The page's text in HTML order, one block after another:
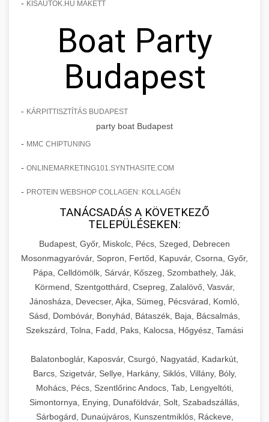
- KISAUTOK.HU MAKETT
Boat Party
Budapest
- KÁRPITTISZTÍTÁS BUDAPEST
party boat Budapest
- MMC CHIPTUNING
- ONLINEMARKETING101.SYNTHASITE.COM
- PROTEIN WEBSHOP COLLAGEN: KOLLAGÉN
TANÁCSADÁS A KÖVETKEZŐ
TELEPÜLÉSEKEN:
Budapest, Győr, Miskolc, Pécs, Szeged, Debrecen
Mosonmagyaróvár, Sopron, Fertőd, Kapuvár, Csorna, Győr,
Pápa, Celldömölk, Sárvár, Kőszeg, Szombathely, Ják,
Körmend, Szentgotthárd, Csepreg, Zalalövő, Vasvár,
Jánosháza, Devecser, Ajka, Sümeg, Pécsvárad, Komló,
Sásd, Dombóvár, Bonyhád, Bátaszék, Baja, Bácsalmás,
Szekszárd, Tolna, Fadd, Paks, Kalocsa, Hőgyész, Tamási
Balatonboglár, Kaposvár, Csurgó, Nagyatád, Kadarkút,
Barcs, Szigetvár, Sellye, Harkány, Siklós, Villány, Bóly,
Mohács, Pécs, Szentlőrinc Andocs, Tab, Lengyeltóti,
Simontornya, Enying, Dunaföldvár, Solt, Szabadszállás,
Sárbogárd, Dunaújváros, Kunszentmiklós, Ráckeve,